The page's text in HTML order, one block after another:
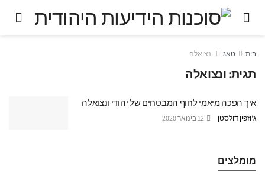
בית טאג ונצואלה
תגית:ונצואלה
איך הפכה מיאמי לחוף המבטחים של יהודי ונצואלה
ג'וזפין דולסטן
מומלצים